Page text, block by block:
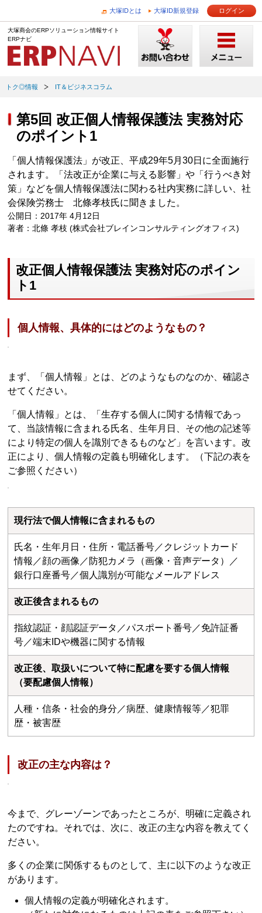
大塚IDとは 大塚ID新規登録 ログイン
大塚商会のERPソリューション情報サイト
ERPナビ
トク◎情報 IT＆ビジネスコラム
第5回 改正個人情報保護法 実務対応
のポイント1
「個人情報保護法」が改正、平成29年5月30日に全面施行
されます。「法改正が企業に与える影響」や「行うべき対
策」などを個人情報保護法に関わる社内実務に詳しい、社
会保険労務士 北條孝枝氏に聞きました。
公開日：2017年 4月12日
著者：北條 孝枝 (株式会社ブレインコンサルティングオフィス)
改正個人情報保護法 実務対応のポイン
ト1
個人情報、具体的にはどのようなもの？
まず、「個人情報」とは、どのようなものなのか、確認さ
せてください。
「個人情報」とは、「生存する個人に関する情報であっ
て、当該情報に含まれる氏名、生年月日、その他の記述等
により特定の個人を識別できるものなど」を言います。改
正により、個人情報の定義も明確化します。（下記の表を
ご参照ください）
現行法で個人情報に含まれるもの
氏名・生年月日・住所・電話番号／クレジットカード
情報／顔の画像／防犯カメラ（画像・音声データ）／
銀行口座番号／個人識別が可能なメールアドレス
改正後含まれるもの
指紋認証・顔認証データ／パスポート番号／免許証番
号／端末IDや機器に関する情報
改正後、取扱いについて特に配慮を要する個人情報
（要配慮個人情報）
人種・信条・社会的身分／病歴、健康情報等／犯罪
歴・被害歴
改正の主な内容は？
今まで、グレーゾーンであったところが、明確に定義され
たのですね。それでは、次に、改正の主な内容を教えてく
ださい。
多くの企業に関係するものとして、主に以下のような改正
があります。
個人情報の定義が明確化されます。